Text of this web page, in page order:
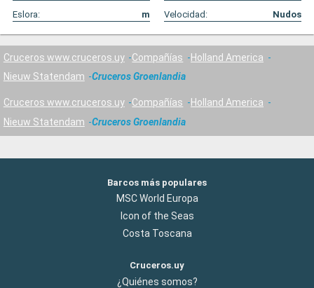
Eslora:
m Velocidad: Nudos
Cruceros www.cruceros.uy Compañías
Holland America
Nieuw Statendam
Cruceros Groenlandia
Cruceros www.cruceros.uy Compañías
Holland America
Nieuw Statendam
Cruceros Groenlandia
Barcos más populares
MSC World Europa
Icon of the Seas
Costa Toscana
Cruceros.uy
¿Quiénes somos?